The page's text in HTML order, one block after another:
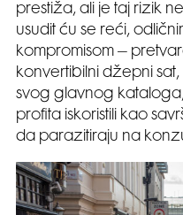
prestiža, ali je taj rizik
usudit ću se reći,
kompromisom –
konvertibilni džepni
svog glavnog
profita iskoristili kao
da parazitiraju na